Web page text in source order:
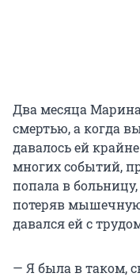
Два месяца
смертью, а когда
давалось ей
многих событий,
попала в
потеряв
давался ей с
— Я была в таком,